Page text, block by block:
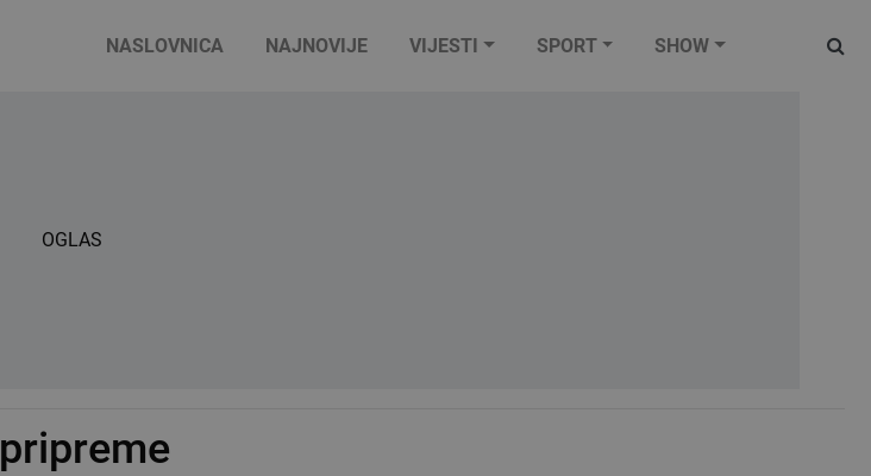
NASLOVNICA NAJNOVIJE VIJESTI SPORT SHOW
OGLAS
pripreme